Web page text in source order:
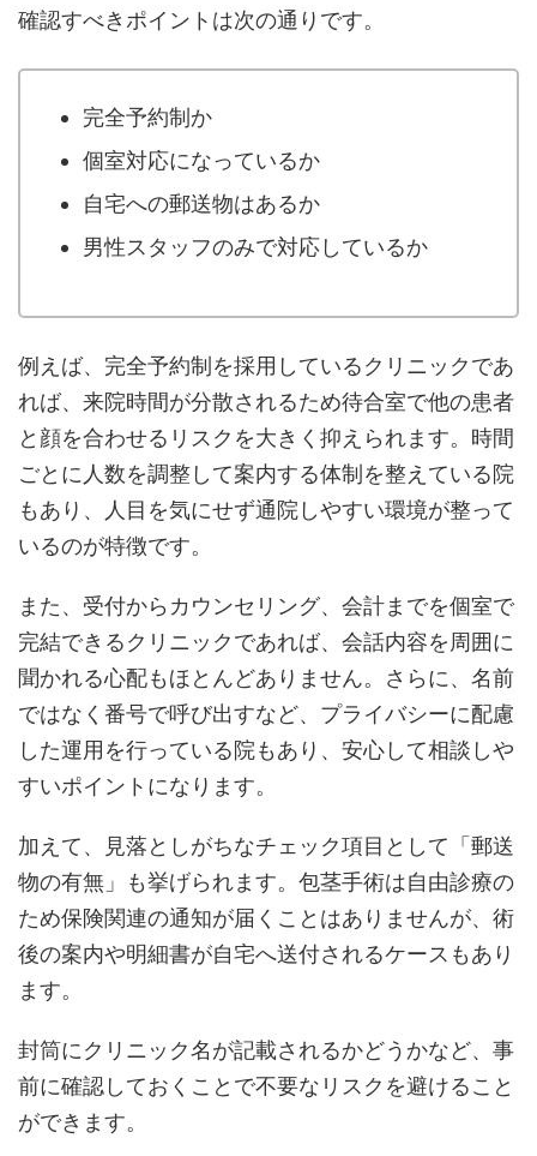
確認すべきポイントは次の通りです。
完全予約制か
個室対応になっているか
自宅への郵送物はあるか
男性スタッフのみで対応しているか
例えば、完全予約制を採用しているクリニックであ
れば、来院時間が分散されるため待合室で他の患者
と顔を合わせるリスクを大きく抑えられます。時間
ごとに人数を調整して案内する体制を整えている院
もあり、人目を気にせず通院しやすい環境が整って
いるのが特徴です。
また、受付からカウンセリング、会計までを個室で
完結できるクリニックであれば、会話内容を周囲に
聞かれる心配もほとんどありません。さらに、名前
ではなく番号で呼び出すなど、プライバシーに配慮
した運用を行っている院もあり、安心して相談しや
すいポイントになります。
加えて、見落としがちなチェック項目として「郵送
物の有無」も挙げられます。包茎手術は自由診療の
ため保険関連の通知が届くことはありませんが、術
後の案内や明細書が自宅へ送付されるケースもあり
ます。
封筒にクリニック名が記載されるかどうかなど、事
前に確認しておくことで不要なリスクを避けること
ができます。